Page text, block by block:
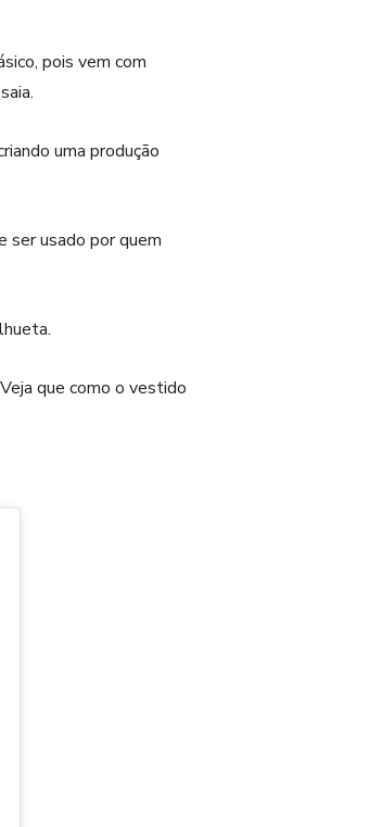
pois vem com
uma produção
ser usado por quem
que como o vestido